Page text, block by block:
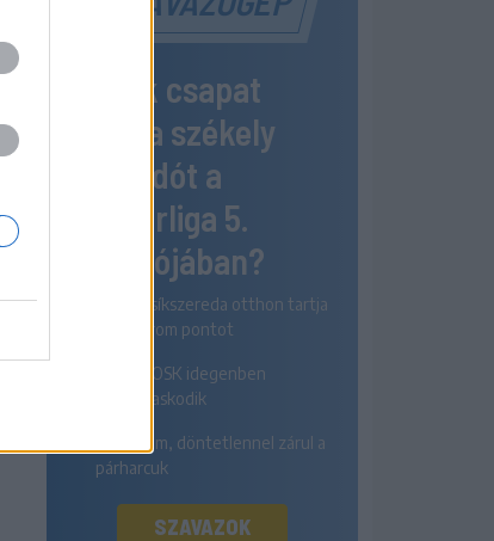
Melyik csapat
nyeri a székely
rangadót a
Szuperliga 5.
fordulójában?
Az FK Csíkszereda otthon tartja
mindhárom pontot
A Sepsi OSK idegenben
diadalmaskodik
Egyik sem, döntetlennel zárul a
párharcuk
SZAVAZOK